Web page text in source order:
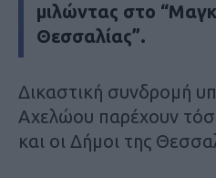
μιλώντας στο
Θεσσαλίας”.
Δικαστική συνδρομή
Αχελώου παρέχουν
και οι Δήμοι της